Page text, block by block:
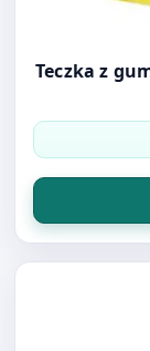
Teczka z
Otwórz produkt: